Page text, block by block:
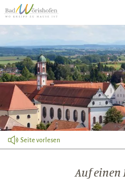
Seite vorlesen
Auf einen